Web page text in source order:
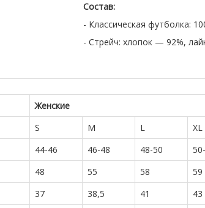
Состав:
- Классическая футболка:
- Стрейч: хлопок — 92%,
Женские
S M L XL
44-46 46-48 48-50
48 55 58 59
37 38,5 41 43